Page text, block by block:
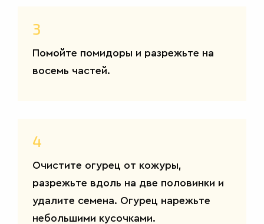
3
Помойте помидоры и разрежьте на
восемь частей.
4
Очистите огурец от кожуры,
разрежьте вдоль на две половинки и
удалите семена. Огурец нарежьте
небольшими кусочками.